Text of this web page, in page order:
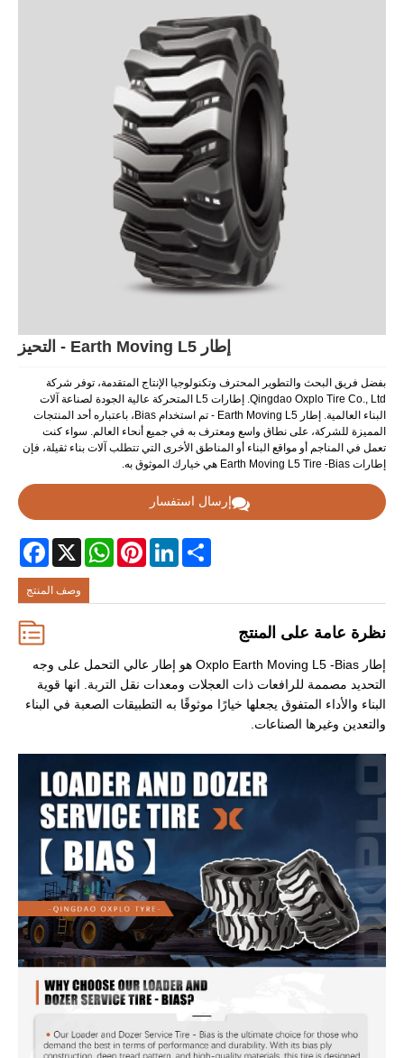
إطار Earth Moving L5 - التحيز
بفضل فريق البحث والتطوير المحترف وتكنولوجيا الإنتاج المتقدمة، توفر شركة
Qingdao Oxplo Tire Co., Ltd. إطارات L5 المتحركة عالية الجودة لصناعة آلات
البناء العالمية. إطار Earth Moving L5 - تم استخدام Bias، باعتباره أحد المنتجات
المميزة للشركة، على نطاق واسع ومعترف به في جميع أنحاء العالم. سواء كنت
تعمل في المناجم أو مواقع البناء أو المناطق الأخرى التي تتطلب آلات بناء ثقيلة، فإن
إطارات Earth Moving L5 Tire -Bias هي خيارك الموثوق به.
إرسال استفسار
Facebook X
WhatsAppPinterestLinkedIn Share
وصف المنتج
نظرة عامة على المنتج
إطار Oxplo Earth Moving L5 -Bias هو إطار عالي التحمل على وجه
التحديد مصممة للرافعات ذات العجلات ومعدات نقل التربة. انها قوية
البناء والأداء المتفوق يجعلها خيارًا موثوقًا به التطبيقات الصعبة في البناء
والتعدين وغيرها الصناعات.